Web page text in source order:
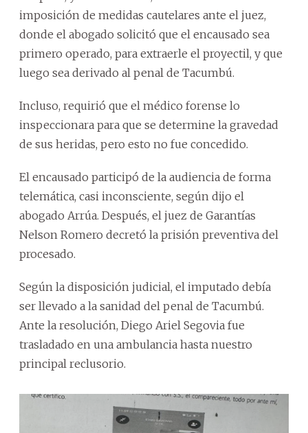
imposición de medidas cautelares ante el juez,
donde el abogado solicitó que el encausado sea
primero operado, para extraerle el proyectil, y que
luego sea derivado al penal de Tacumbú.
Incluso, requirió que el médico forense lo
inspeccionara para que se determine la gravedad
de sus heridas, pero esto no fue concedido.
El encausado participó de la audiencia de forma
telemática, casi inconsciente, según dijo el
abogado Arrúa. Después, el juez de Garantías
Nelson Romero decretó la prisión preventiva del
procesado.
Según la disposición judicial, el imputado debía
ser llevado a la sanidad del penal de Tacumbú.
Ante la resolución, Diego Ariel Segovia fue
trasladado en una ambulancia hasta nuestro
principal reclusorio.